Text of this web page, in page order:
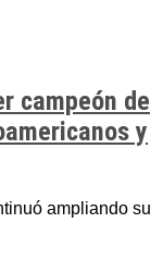
campeón de
y
ampliando su